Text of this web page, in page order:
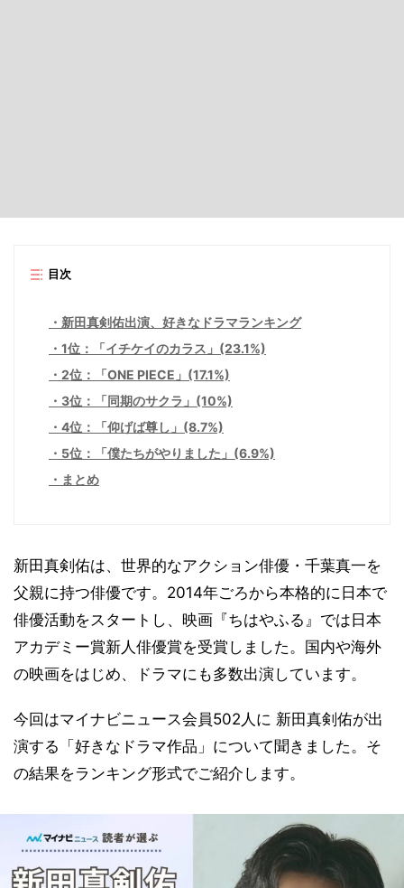
目次
新田真剣佑出演、好きなドラマランキング
1位：「イチケイのカラス」(23.1%)
2位：「ONE PIECE」(17.1%)
3位：「同期のサクラ」(10%)
4位：「仰げば尊し」(8.7%)
5位：「僕たちがやりました」(6.9%)
まとめ
新田真剣佑は、世界的なアクション俳優・千葉真一を
父親に持つ俳優です。2014年ごろから本格的に日本で
俳優活動をスタートし、映画『ちはやふる』では日本
アカデミー賞新人俳優賞を受賞しました。国内や海外
の映画をはじめ、ドラマにも多数出演しています。
今回はマイナビニュース会員502人に 新田真剣佑が出
演する「好きなドラマ作品」について聞きました。そ
の結果をランキング形式でご紹介します。